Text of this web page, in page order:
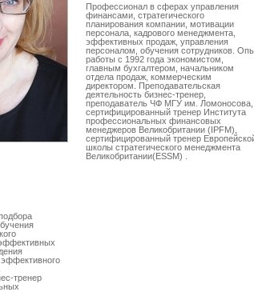
эффективного
тренер
Профессионал в сферах управления
финансами, стратегического
планирования компании, мотивации
персонала, кадрового менеджмента,
эффективных продаж, управления
персоналом, обучения сотрудников.
работы с 1992 года экономистом,
главным бухгалтером, начальником
отдела продаж, коммерческим
директором. Преподавательская
деятельность бизнес-тренер,
преподаватель ЧФ МГУ им. Ломоносова,
сертифицированный тренер Института
профессиональных финансовых
менеджеров Великобритании (IPFM),
сертифицированный тренер
школы стратегического менеджмента
Великобритании(ESSM) .